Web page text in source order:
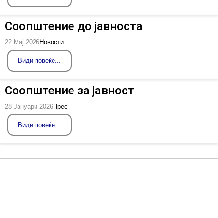
Соопштение до јавноста
22 Мај 2026Новости
Види повеќе...
Соопштение за јавност
28 Јануари 2026Прес
Види повеќе...